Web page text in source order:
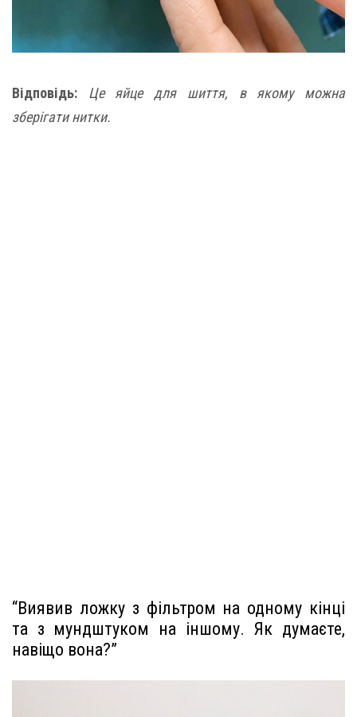
Відповідь: Це яйце для шиття, в якому можна
зберігати нитки.
“Виявив ложку з фільтром на одному кінці
та з мундштуком на іншому. Як думаєте,
навіщо вона?”